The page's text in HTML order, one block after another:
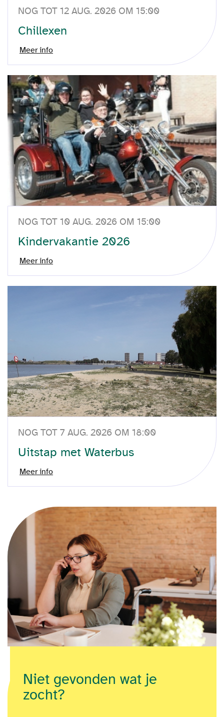
NOG TOT 12 AUG. 2026 OM 15:00
Chillexen
Meer info
NOG TOT 10 AUG. 2026 OM 15:00
Kindervakantie 2026
Meer info
NOG TOT 7 AUG. 2026 OM 18:00
Uitstap met Waterbus
Meer info
Niet gevonden wat je
zocht?